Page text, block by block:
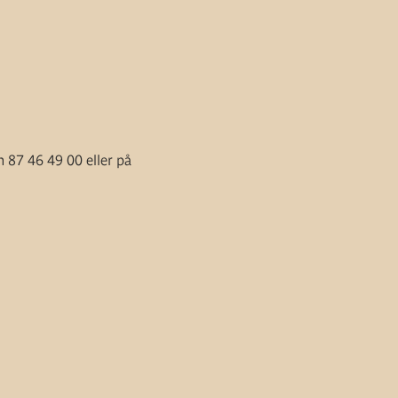
87 46 49 00 eller på